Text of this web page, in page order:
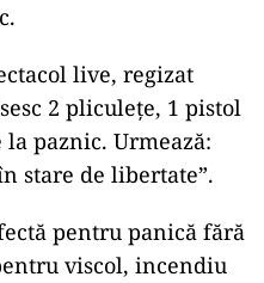
live, regizat
2 pliculețe, 1 pistol
la paznic. Urmează:
stare de libertate”.
pentru panică fără
viscol, incendiu